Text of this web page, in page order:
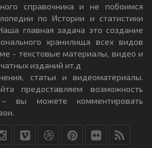
справочника и не побоимся
по Истории и статистики
главная задача это создание
хранилища всех видов
- текстовые материалы, видео и
изданий ит.д
статьи и видеоматериалы.
предоставляем возможность
вы можете комментировать